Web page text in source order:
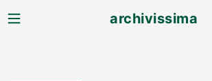
MENU archivissima